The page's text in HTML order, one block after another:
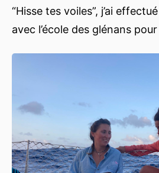
“Hisse tes voiles”, j’ai
avec l’école des glénans